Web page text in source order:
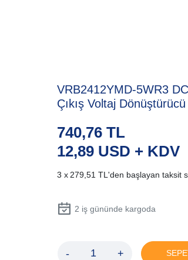
VRB2412YMD-5WR3
Çıkış Voltaj Dönüştürücü
12,89 USD + KDV
740,76 TL
279,51 TL 'den başlayan taksit
2 iş gününde kargoda
- +